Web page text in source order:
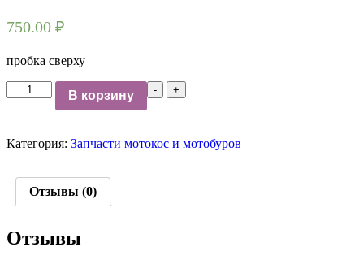
750.00 ₽
пробка сверху
-
Количество
Бак
Мотокосы
крепления
+
В корзину
Категория: Запчасти мотокос и мотобуров
Отзывы (0)
Отзывы